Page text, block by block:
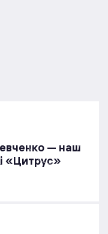
— наш
«Цитрус»